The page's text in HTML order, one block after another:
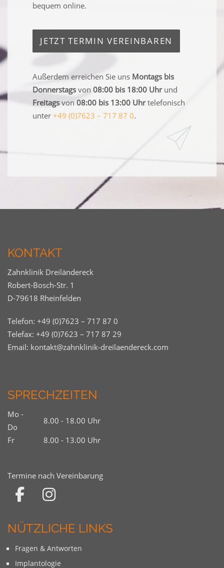
bequem online.
JETZT TERMIN VEREINBAREN
Außerdem erreichen Sie uns Montags bis
Donnerstags von08:00 bis 18:00 Uhrund
Freitags von08:00 bis 13:00 Uhrtelefonisch
unter+49 (0)7623 – 717 87 0.
KONTAKT
Zahnklinik Dreiländereck
Robert-Bosch-Str. 1
D-79618 Rheinfelden
Telefon: +49 (0)7623 – 717 87 0
Telefax: +49 (0)7623 – 717 87 29
Email: kontakt@zahnklinik-dreilaendereck.com
SPRECHZEITEN
Mo -
Do
8.00 - 18.00 Uhr
Fr
8.00 - 13.00 Uhr
Termine nach Vereinbarung
NÜTZLICHE LINKS
Fragen & Antworten
Implantologie